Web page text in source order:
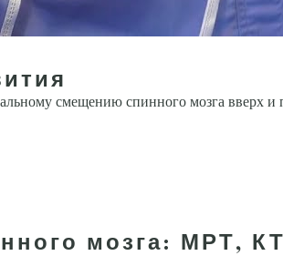
смещению спинного мозга вверх
мозга: МРТ,